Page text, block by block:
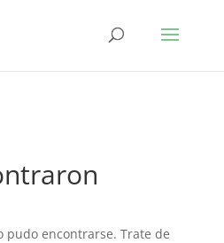
pudo encontrarse. Trate de